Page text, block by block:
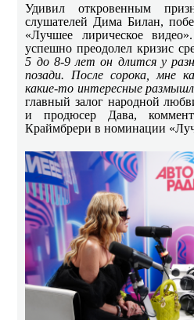
Удивил откровенным
слушателей Дима Билан,
«Лучшее лирическое
успешно преодолел кризис
5 до 8-9 лет он длится у
позади. После сорока, мне
какие-то интересные
главный залог народной
и продюсер Дава,
Краймбрери в номинации